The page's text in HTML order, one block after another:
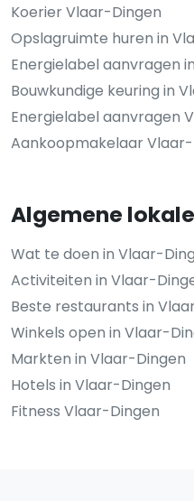
Koerier Vlaar-Dingen
Opslagruimte huren in
Energielabel aanvragen
Bouwkundige keuring in
Energielabel aanvragen
Aankoopmakelaar
Algemene
Wat te doen in Vlaar-
Activiteiten in Vlaar-
Beste restaurants in
Winkels open in Vlaar-
Markten in Vlaar-Dingen
Hotels in Vlaar-Dingen
Fitness Vlaar-Dingen